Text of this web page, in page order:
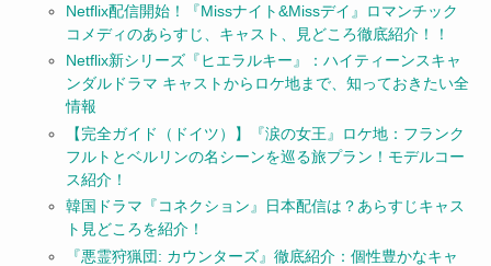
Netflix配信開始！『Missナイト&Missデイ』ロマンチック
コメディのあらすじ、キャスト、見どころ徹底紹介！！
Netflix新シリーズ『ヒエラルキー』：ハイティーンスキャ
ンダルドラマ キャストからロケ地まで、知っておきたい全
情報
【完全ガイド（ドイツ）】『涙の女王』ロケ地：フランク
フルトとベルリンの名シーンを巡る旅プラン！モデルコー
ス紹介！
韓国ドラマ『コネクション』日本配信は？あらすじキャス
ト見どころを紹介！
『悪霊狩猟団: カウンターズ』徹底紹介：個性豊かなキャ